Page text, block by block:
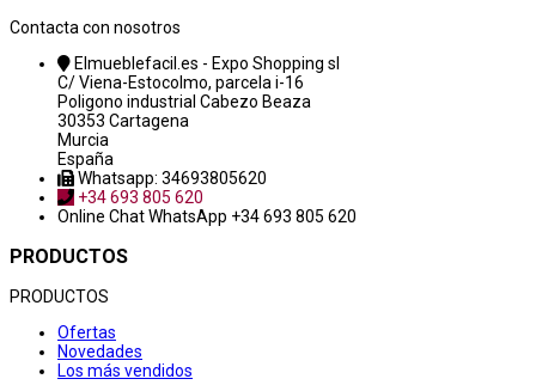
Contacta con nosotros
Elmueblefacil.es - Expo Shopping sl
C/ Viena-Estocolmo, parcela i-16
Poligono industrial Cabezo Beaza
30353 Cartagena
Murcia
España
Whatsapp: 34693805620
+34 693 805 620
Online ChatWhatsApp +34 693 805 620
PRODUCTOS
PRODUCTOS
Ofertas
Novedades
Los más vendidos